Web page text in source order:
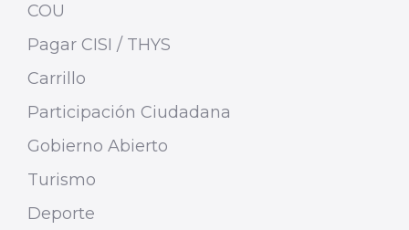
COU
Pagar CISI / THYS
Carrillo
Participación Ciudadana
Gobierno Abierto
Turismo
Deporte